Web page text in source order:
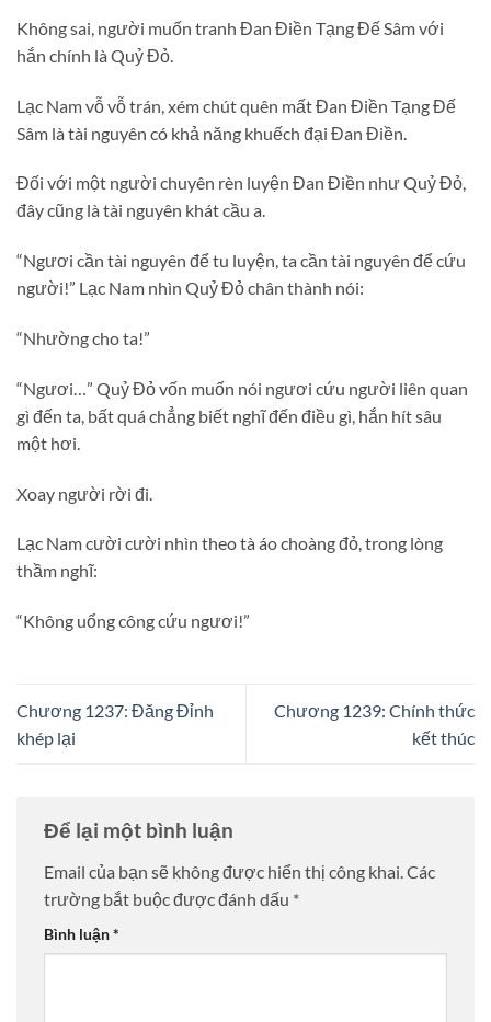
Không sai, người muốn tranh Đan Điền Tạng Đế Sâm với
hắn chính là Quỷ Đỏ.
Lạc Nam vỗ vỗ trán, xém chút quên mất Đan Điền Tạng Đế
Sâm là tài nguyên có khả năng khuếch đại Đan Điền.
Đối với một người chuyên rèn luyện Đan Điền như Quỷ Đỏ,
đây cũng là tài nguyên khát cầu a.
“Ngươi cần tài nguyên để tu luyện, ta cần tài nguyên để cứu
người!” Lạc Nam nhìn Quỷ Đỏ chân thành nói:
“Nhường cho ta!”
“Ngươi…” Quỷ Đỏ vốn muốn nói ngươi cứu người liên quan
gì đến ta, bất quá chẳng biết nghĩ đến điều gì, hắn hít sâu
một hơi.
Xoay người rời đi.
Lạc Nam cười cười nhìn theo tà áo choàng đỏ, trong lòng
thầm nghĩ:
“Không uổng công cứu ngươi!”
Chương 1237: Đăng Đỉnh
khép lại
Chương 1239: Chính thức
kết thúc
Để lại một bình luận
Email của bạn sẽ không được hiển thị công khai.Các
trường bắt buộc được đánh dấu *
Bình luận*